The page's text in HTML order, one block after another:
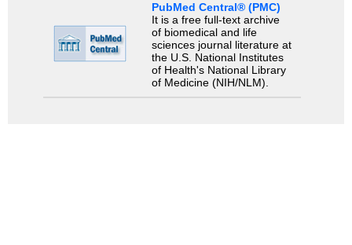
PubMed Central® (PMC)
It is a free full-text archive
of biomedical and life
sciences journal literature at
the U.S. National Institutes
of Health's National Library
of Medicine (NIH/NLM).